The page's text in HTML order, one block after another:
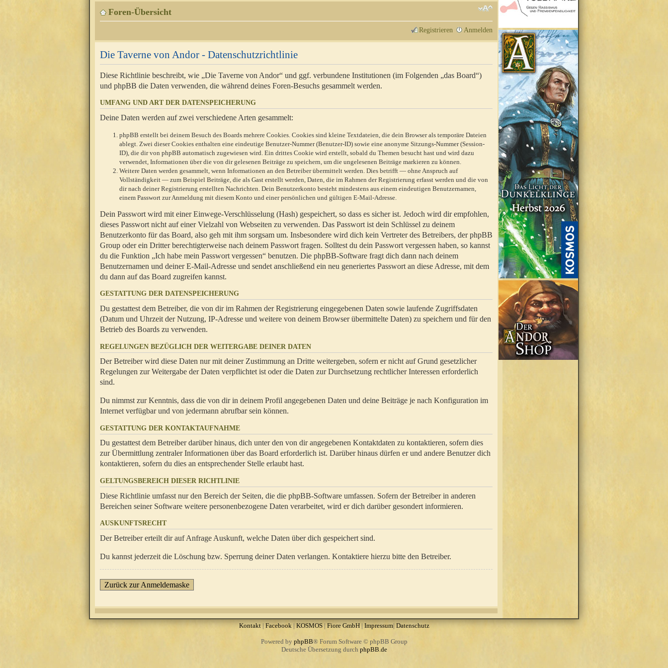
Foren-Übersicht
Registrieren Anmelden
Die Taverne von Andor - Datenschutzrichtlinie
Diese Richtlinie beschreibt, wie „Die Taverne von Andor“ und ggf. verbundene Institutionen (im Folgenden „das Board“)
und phpBB die Daten verwenden, die während deines Foren-Besuchs gesammelt werden.
UMFANG UND ART DER DATENSPEICHERUNG
Deine Daten werden auf zwei verschiedene Arten gesammelt:
phpBB erstellt bei deinem Besuch des Boards mehrere Cookies. Cookies sind kleine Textdateien, die dein Browser als temporäre Dateien
ablegt. Zwei dieser Cookies enthalten eine eindeutige Benutzer-Nummer (Benutzer-ID) sowie eine anonyme Sitzungs-Nummer (Session-
ID), die dir von phpBB automatisch zugewiesen wird. Ein drittes Cookie wird erstellt, sobald du Themen besucht hast und wird dazu
verwendet, Informationen über die von dir gelesenen Beiträge zu speichern, um die ungelesenen Beiträge markieren zu können.
Weitere Daten werden gesammelt, wenn Informationen an den Betreiber übermittelt werden. Dies betrifft — ohne Anspruch auf
Vollständigkeit — zum Beispiel Beiträge, die als Gast erstellt werden, Daten, die im Rahmen der Registrierung erfasst werden und die von
dir nach deiner Registrierung erstellten Nachrichten. Dein Benutzerkonto besteht mindestens aus einem eindeutigen Benutzernamen,
einem Passwort zur Anmeldung mit diesem Konto und einer persönlichen und gültigen E-Mail-Adresse.
Dein Passwort wird mit einer Einwege-Verschlüsselung (Hash) gespeichert, so dass es sicher ist. Jedoch wird dir empfohlen,
dieses Passwort nicht auf einer Vielzahl von Webseiten zu verwenden. Das Passwort ist dein Schlüssel zu deinem
Benutzerkonto für das Board, also geh mit ihm sorgsam um. Insbesondere wird dich kein Vertreter des Betreibers, der phpBB
Group oder ein Dritter berechtigterweise nach deinem Passwort fragen. Solltest du dein Passwort vergessen haben, so kannst
du die Funktion „Ich habe mein Passwort vergessen“ benutzen. Die phpBB-Software fragt dich dann nach deinem
Benutzernamen und deiner E-Mail-Adresse und sendet anschließend ein neu generiertes Passwort an diese Adresse, mit dem
du dann auf das Board zugreifen kannst.
GESTATTUNG DER DATENSPEICHERUNG
Du gestattest dem Betreiber, die von dir im Rahmen der Registrierung eingegebenen Daten sowie laufende Zugriffsdaten
(Datum und Uhrzeit der Nutzung, IP-Adresse und weitere von deinem Browser übermittelte Daten) zu speichern und für den
Betrieb des Boards zu verwenden.
REGELUNGEN BEZÜGLICH DER WEITERGABE DEINER DATEN
Der Betreiber wird diese Daten nur mit deiner Zustimmung an Dritte weitergeben, sofern er nicht auf Grund gesetzlicher
Regelungen zur Weitergabe der Daten verpflichtet ist oder die Daten zur Durchsetzung rechtlicher Interessen erforderlich
sind.
Du nimmst zur Kenntnis, dass die von dir in deinem Profil angegebenen Daten und deine Beiträge je nach Konfiguration im
Internet verfügbar und von jedermann abrufbar sein können.
GESTATTUNG DER KONTAKTAUFNAHME
Du gestattest dem Betreiber darüber hinaus, dich unter den von dir angegebenen Kontaktdaten zu kontaktieren, sofern dies
zur Übermittlung zentraler Informationen über das Board erforderlich ist. Darüber hinaus dürfen er und andere Benutzer dich
kontaktieren, sofern du dies an entsprechender Stelle erlaubt hast.
GELTUNGSBEREICH DIESER RICHTLINIE
Diese Richtlinie umfasst nur den Bereich der Seiten, die die phpBB-Software umfassen. Sofern der Betreiber in anderen
Bereichen seiner Software weitere personenbezogene Daten verarbeitet, wird er dich darüber gesondert informieren.
AUSKUNFTSRECHT
Der Betreiber erteilt dir auf Anfrage Auskunft, welche Daten über dich gespeichert sind.
Du kannst jederzeit die Löschung bzw. Sperrung deiner Daten verlangen. Kontaktiere hierzu bitte den Betreiber.
Zurück zur Anmeldemaske
Kontakt| Facebook|KOSMOS| Fiore GmbH| Impressum|Datenschutz
Powered by phpBB® Forum Software © phpBB Group
Deutsche Übersetzung durch phpBB.de